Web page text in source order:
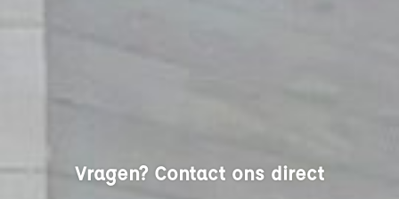
Vragen? Contact ons direct